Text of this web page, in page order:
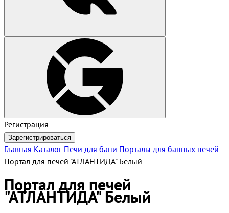
Регистрация
Зарегистрироваться
Главная Каталог Печи для бани Порталы для банных печей
Портал для печей "АТЛАНТИДА" Белый
Портал для печей
"АТЛАНТИДА" Белый